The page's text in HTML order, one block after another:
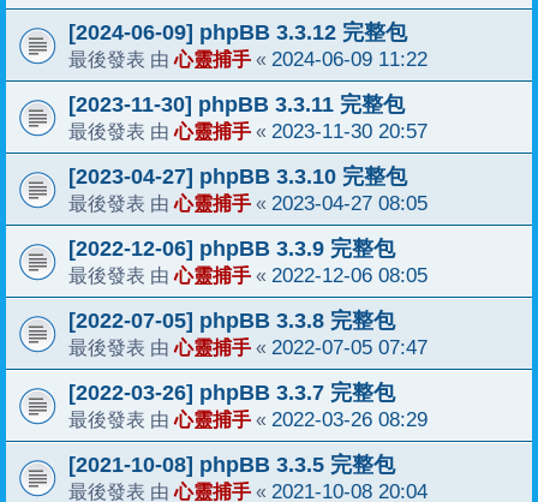
[2024-06-09] phpBB 3.3.12 完整包
最後發表 由心靈捕手 « 2024-06-09 11:22
[2023-11-30] phpBB 3.3.11 完整包
最後發表 由心靈捕手 « 2023-11-30 20:57
[2023-04-27] phpBB 3.3.10 完整包
最後發表 由心靈捕手 « 2023-04-27 08:05
[2022-12-06] phpBB 3.3.9 完整包
最後發表 由心靈捕手 « 2022-12-06 08:05
[2022-07-05] phpBB 3.3.8 完整包
最後發表 由心靈捕手 « 2022-07-05 07:47
[2022-03-26] phpBB 3.3.7 完整包
最後發表 由心靈捕手 « 2022-03-26 08:29
[2021-10-08] phpBB 3.3.5 完整包
最後發表 由心靈捕手 « 2021-10-08 20:04